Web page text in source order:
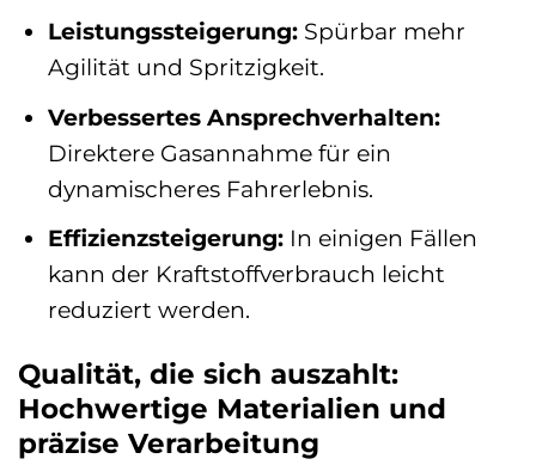
Leistungssteigerung:Spürbar mehr
Agilität und Spritzigkeit.
Verbessertes Ansprechverhalten:
Direktere Gasannahme für ein
dynamischeres Fahrerlebnis.
Effizienzsteigerung:In einigen Fällen
kann der Kraftstoffverbrauch leicht
reduziert werden.
Qualität, die sich auszahlt:
Hochwertige Materialien und
präzise Verarbeitung